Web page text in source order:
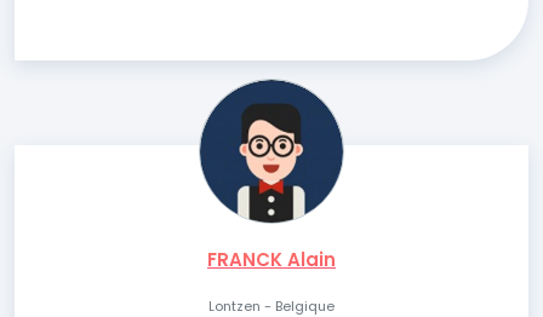
FRANCK Alain
Lontzen - Belgique